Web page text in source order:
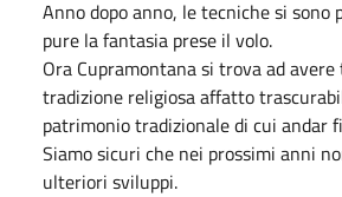
Anno dopo anno, le tecniche si sono
pure la fantasia prese il volo.
Ora Cupramontana si trova ad
tradizione religiosa affatto
patrimonio tradizionale di cui andar
Siamo sicuri che nei prossimi anni
ulteriori sviluppi.